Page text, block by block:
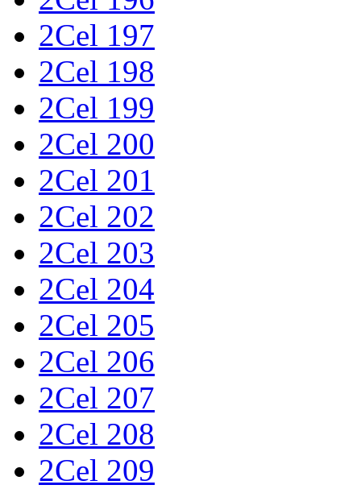
2Cel 197
2Cel 198
2Cel 199
2Cel 200
2Cel 201
2Cel 202
2Cel 203
2Cel 204
2Cel 205
2Cel 206
2Cel 207
2Cel 208
2Cel 209